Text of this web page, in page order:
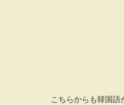
こちらからも韓国語